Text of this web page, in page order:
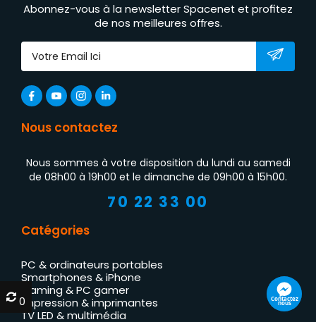
Abonnez-vous à la newsletter Spacenet et profitez
de nos meilleures offres.
Nous contactez
Nous sommes à votre disposition du lundi au samedi
de 08h00 à 19h00 et le dimanche de 09h00 à 15h00.
70 22 33 00
Catégories
PC & ordinateurs portables
Smartphones & iPhone
Gaming & PC gamer
Impression & imprimantes
TV LED & multimédia
Contactez
nous
0
0